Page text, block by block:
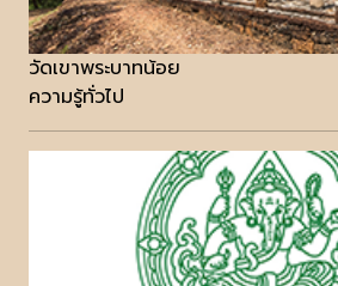
วัดเขาพระบาทน้อย
ความรู้ทั่วไป